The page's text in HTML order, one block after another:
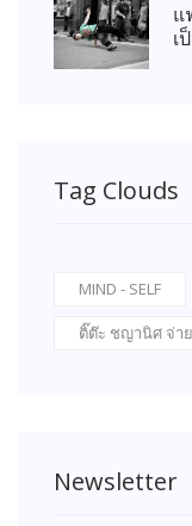
แ
เ
Tag Clouds
MIND - SELF
ติ๊ต๊ะ ชญานิศ จ่า
Newsletter